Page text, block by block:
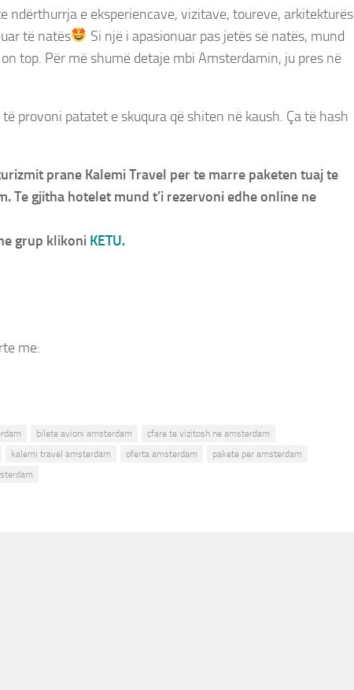
ndërthurrja e eksperiencave, vizitave, toureve, arkitekturës
të natës
Si një i apasionuar pas jetës së natës, mund
top. Për më shumë detaje mbi Amsterdamin, ju pres në
provoni patatet e skuqura që shiten në kaush. Ça të hash
prane Kalemi Travel per te marre paketen tuaj te
Te gjitha hotelet mund t’i rezervoni edhe online ne
grup klikoni KETU.
me:
bilete avioni amsterdam
cfare te vizitosh ne amsterdam
kalemi travel amsterdam oferta amsterdam
pakete per amsterdam